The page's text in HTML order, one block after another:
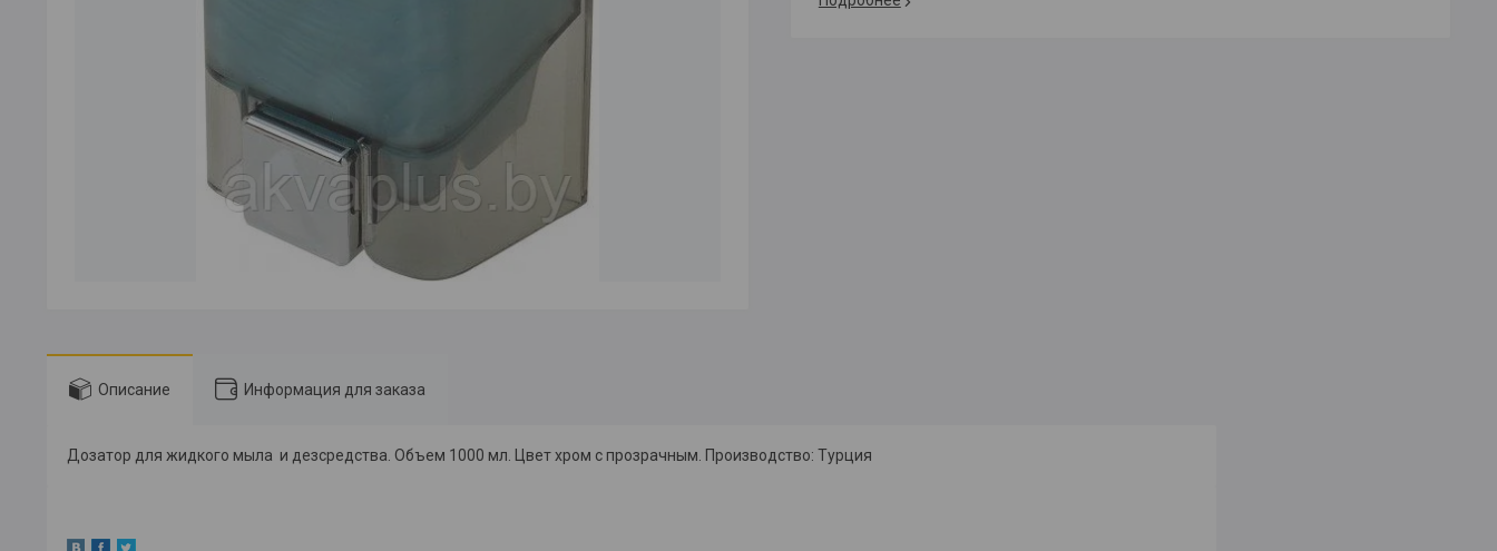
Описание Информация для заказа
Дозатор для жидкого мыла и дезсредства. Объем 1000 мл. Цвет хром с прозрачным. Производство: Турция